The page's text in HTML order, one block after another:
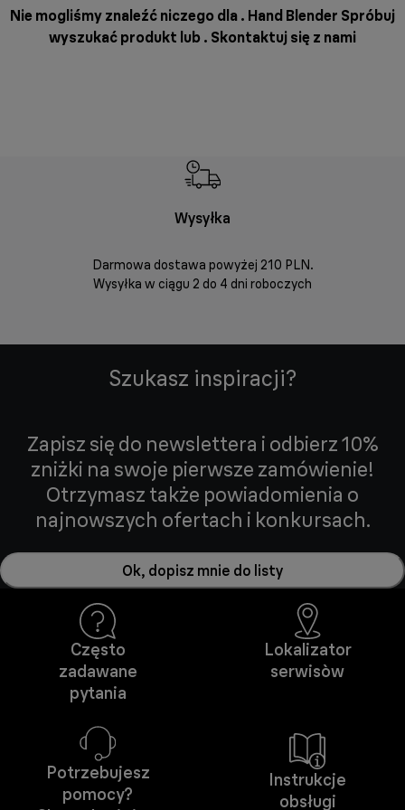
Nie mogliśmy znaleźć niczego dla . Hand Blender Spróbuj
wyszukać produkt lub . Skontaktuj się z nami
Wysyłka
Darmowa dostawa powyżej 210 PLN.
Wysyłka w ciągu 2 do 4 dni roboczych
Szukasz inspiracji?
Zapisz się do newslettera i odbierz 10%
zniżki na swoje pierwsze zamówienie!
Otrzymasz także powiadomienia o
najnowszych ofertach i konkursach.
Ok, dopisz mnie do listy
Często
zadawane
pytania
Lokalizator
serwisòw
Potrzebujesz
pomocy?
Instrukcje
obsługi